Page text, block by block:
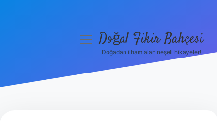
menüyüDoğal Fikir Bahçesi
Doğadan ilham alan neşeli hikayeler!